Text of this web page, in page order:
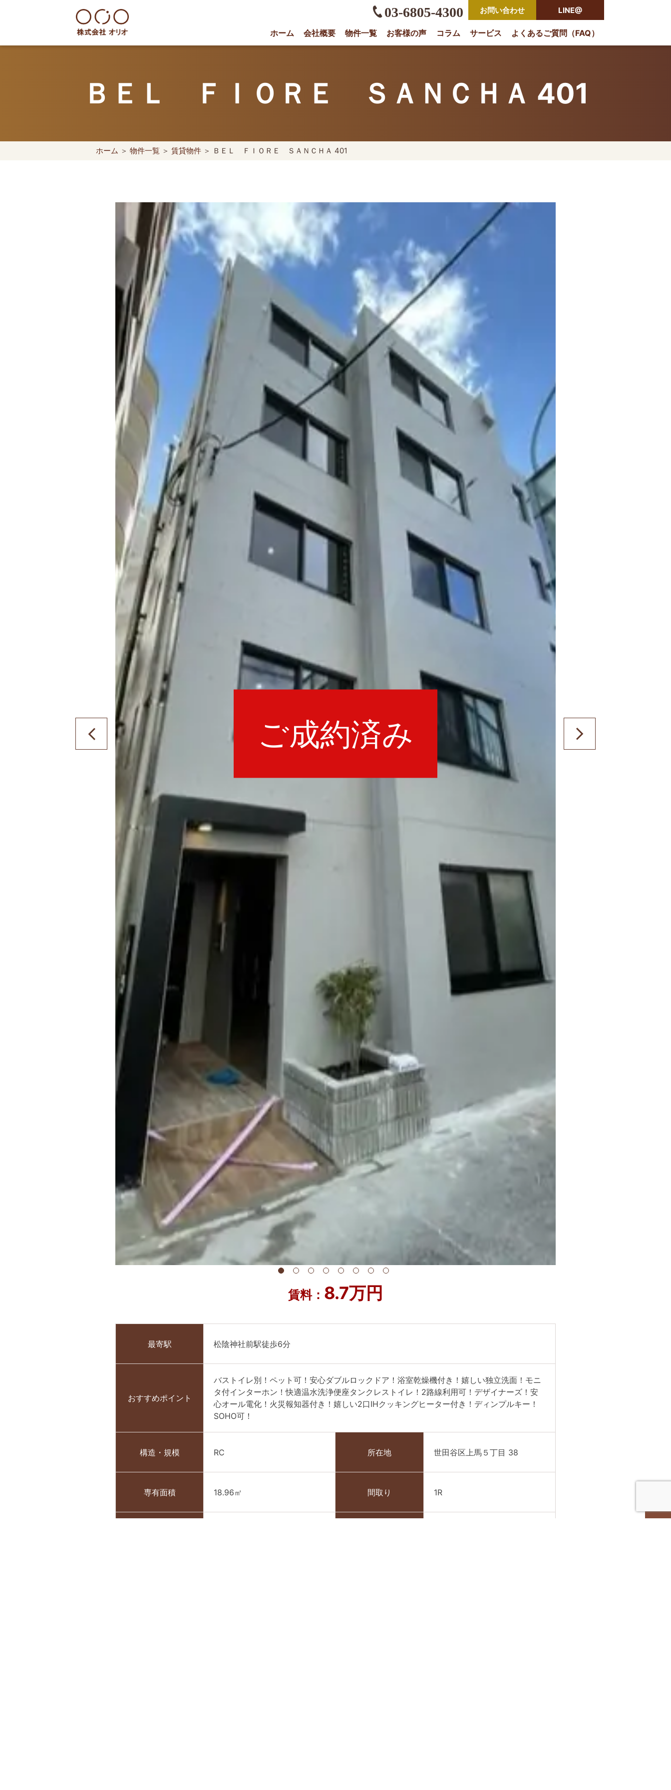
世田谷区の相続・空き家・借地権に強い不動産会社｜売却・買取は株式会社Orio
03-6805-4300 お問い合わせ LINE@
ホーム 会社概要 物件一覧 お客様の声 コラム サービス よくあるご質問（FAQ）
ＢＥＬ ＦＩＯＲＥ ＳＡＮＣＨＡ 401
ホーム ＞ 物件一覧 ＞ 賃貸物件 ＞ ＢＥＬ ＦＩＯＲＥ ＳＡＮＣＨＡ 401
ご成約済み
賃料： 8.7万円
最寄駅 松陰神社前駅徒歩6分
おすすめポイント
バストイレ別！ペット可！安心ダブルロックドア！浴室乾燥機付き！嬉しい独立洗面！モニ
タ付インターホン！快適温水洗浄便座タンクレストイレ！2路線利用可！デザイナーズ！安
心オール電化！火災報知器付き！嬉しい2口IHクッキングヒーター付き！ディンプルキー！
SOHO可！
構造・規模 RC 所在地 世田谷区上馬５丁目 38
専有面積 18.96㎡ 間取り 1R